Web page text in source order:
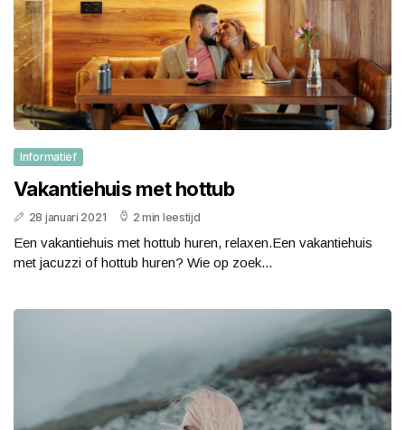
Informatief
Vakantiehuis met hottub
28 januari 2021 2 min leestijd
Een vakantiehuis met hottub huren, relaxen.Een vakantiehuis
met jacuzzi of hottub huren? Wie op zoek...